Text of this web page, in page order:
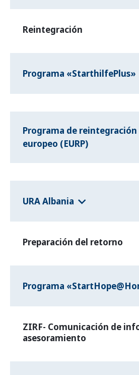
Reintegración
Programa «StarthilfePlus»
Programa de reintegración
europeo (EURP)
URA Albania
Preparación del retorno
Programa
ZIRF- Comunicación de
asesoramiento